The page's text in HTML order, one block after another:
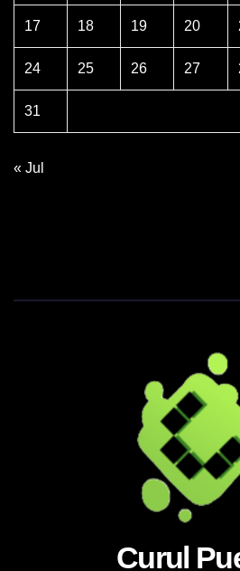
17 18 19 20
24 25 26 27
31
« Jul
Curul